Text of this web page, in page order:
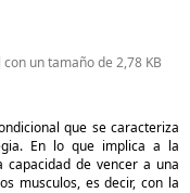
un tamaño de 2,78 KB
que se caracteriza
En lo que implica a la
de vencer a una
musculos, es decir, con la